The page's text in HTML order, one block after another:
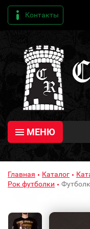
Контакты
МЕНЮ
Главная Каталог
Рок футболки